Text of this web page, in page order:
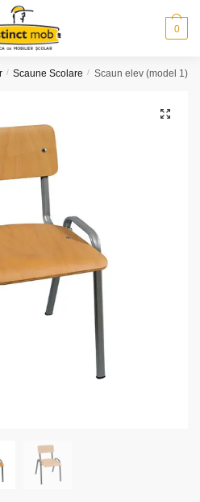
0
/ Scaune Scolare / Scaun elev (model 1)
🔍